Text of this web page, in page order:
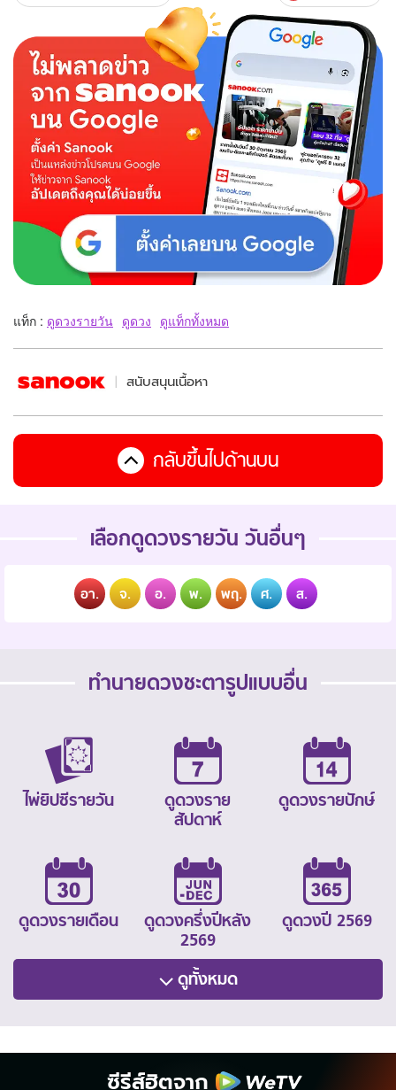
แท็ก : ดูดวงรายวัน ดูดวง ดูแท็กทั้งหมด
สนับสนุนเนื้อหา
กลับขึ้นไปด้านบน
เลือกดูดวงรายวัน วันอื่นๆ
อา. จ. อ. พ. พฤ. ศ. ส.
ทำนายดวงชะตารูปแบบอื่น
ไพ่ยิปซีรายวัน
ดูดวงราย
สัปดาห์
ดูดวงรายปักษ์
ดูดวงรายเดือน
ดูดวงครึ่งปีหลัง
2569
ดูดวงปี 2569
ดูทั้งหมด
ซีรีส์ฮิตจาก